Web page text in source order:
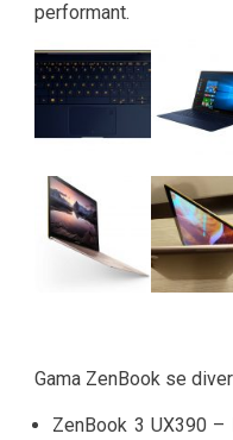
performant.
Gama ZenBook se
ZenBook 3 UX390